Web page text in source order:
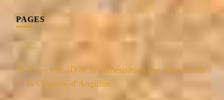
PAGES
…./…
ACCA – vue 3D de la numérisation des monuments
de la Chapelle-d’Angillon